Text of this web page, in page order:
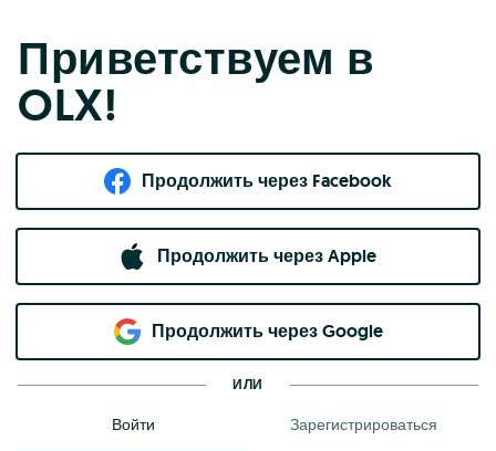
Приветствуем в
OLX!
Продолжить через Facebook
Продолжить через Apple
Продолжить через Google
ИЛИ
Войти Зарегистрироваться